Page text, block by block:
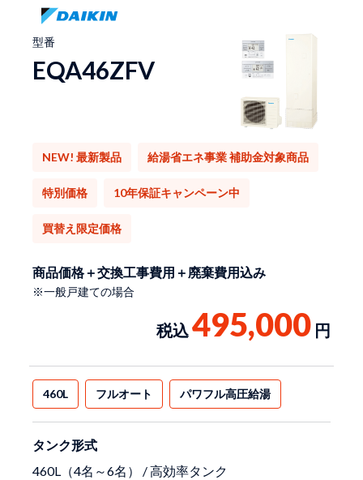
型番
EQA46ZFV
NEW! 最新製品 給湯省エネ事業 補助金対象商品
特別価格 10年保証キャンペーン中
買替え限定価格
商品価格＋交換工事費用＋廃棄費用込み
※一般戸建ての場合
税込495,000 円
460L フルオート パワフル高圧給湯
タンク形式
460L（4名～6名） / 高効率タンク